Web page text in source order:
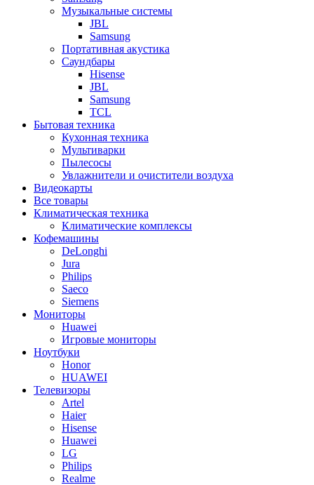
Музыкальные системы
JBL
Samsung
Портативная акустика
Саундбары
Hisense
JBL
Samsung
TCL
Бытовая техника
Кухонная техника
Мультиварки
Пылесосы
Увлажнители и очистители воздуха
Видеокарты
Все товары
Климатическая техника
Климатические комплексы
Кофемашины
DeLonghi
Jura
Philips
Saeco
Siemens
Мониторы
Huawei
Игровые мониторы
Ноутбуки
Honor
HUAWEI
Телевизоры
Artel
Haier
Hisense
Huawei
LG
Philips
Realme